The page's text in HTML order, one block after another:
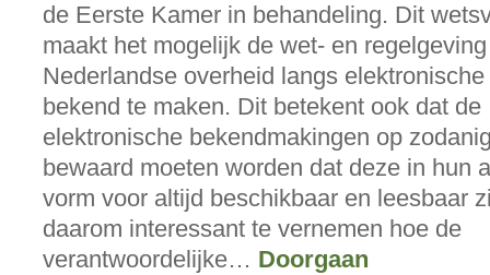
de Eerste Kamer in behandeling. Dit
maakt het mogelijk de wet- en
Nederlandse overheid langs
bekend te maken. Dit betekent ook dat de
elektronische bekendmakingen op
bewaard moeten worden dat deze in hun
vorm voor altijd beschikbaar en leesbaar
daarom interessant te vernemen hoe de
verantwoordelijke… Doorgaan